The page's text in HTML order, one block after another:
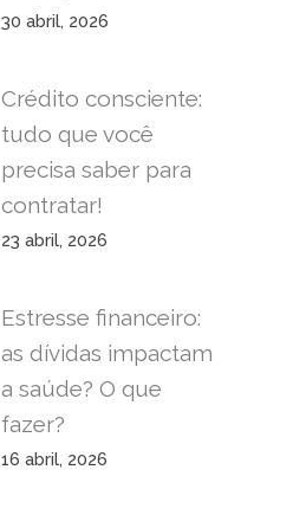
30 abril, 2026
Crédito consciente:
tudo que você
precisa saber para
contratar!
23 abril, 2026
Estresse financeiro:
as dívidas impactam
a saúde? O que
fazer?
16 abril, 2026